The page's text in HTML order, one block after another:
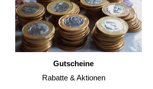
Gutscheine
Rabatte & Aktionen